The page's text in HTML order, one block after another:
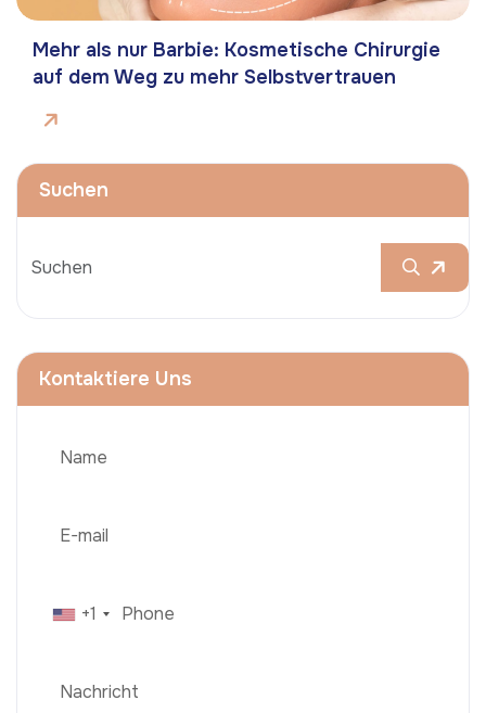
Mehr als nur Barbie: Kosmetische Chirurgie
auf dem Weg zu mehr Selbstvertrauen
Suchen
Kontaktiere Uns
+1